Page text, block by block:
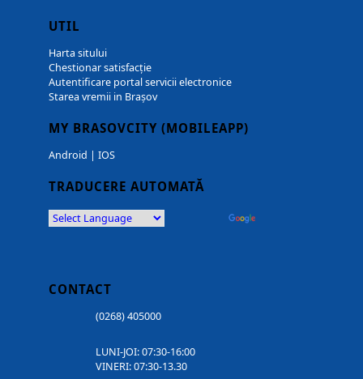
UTIL
Harta sitului
Chestionar satisfacție
Autentificare portal servicii electronice
Starea vremii in Brașov
MY BRASOVCITY (MOBILEAPP)
Android | IOS
TRADUCERE AUTOMATĂ
CONTACT
(0268) 405000
LUNI-JOI: 07:30-16:00
VINERI: 07:30-13.30